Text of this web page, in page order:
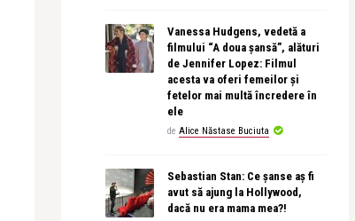
Vanessa Hudgens, vedetă a
filmului “A doua șansă”, alături
de Jennifer Lopez: Filmul
acesta va oferi femeilor și
fetelor mai multă încredere în
ele
de Alice Năstase Buciuta
Sebastian Stan: Ce șanse aș fi
avut să ajung la Hollywood,
dacă nu era mama mea?!